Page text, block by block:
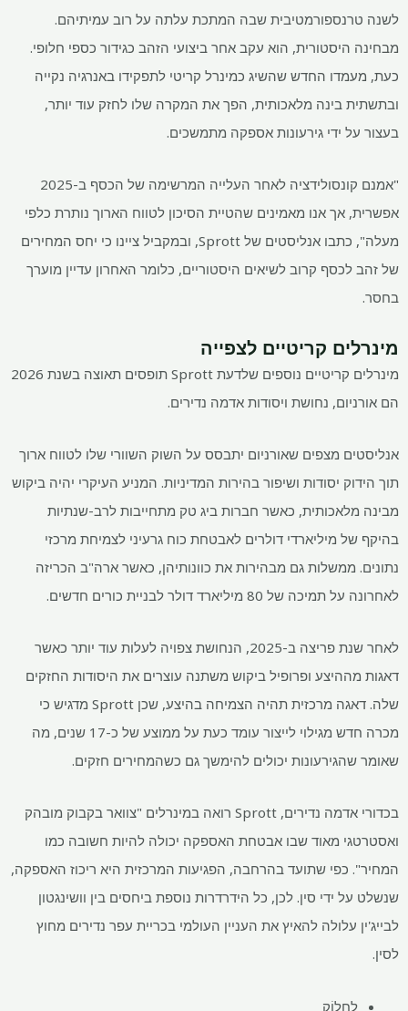
לשנה טרנספורמטיבית שבה המתכת עלתה על רוב עמיתיהם.
מבחינה היסטורית, הוא עקב אחר ביצועי הזהב כגידור כספי חלופי.
כעת, מעמדו החדש שהשיג כמינרל קריטי לתפקידו באנרגיה נקייה
ובתשתית בינה מלאכותית, הפך את המקרה שלו לחזק עוד יותר,
בעצור על ידי גירעונות אספקה ​​מתמשכים.
"אמנם קונסולידציה לאחר העלייה המרשימה של הכסף ב-2025
אפשרית, אך אנו מאמינים שהטיית הסיכון לטווח הארוך נותרת כלפי
מעלה", כתבו אנליסטים של Sprott, ובמקביל ציינו כי יחס המחירים
של זהב לכסף קרוב לשיאים היסטוריים, כלומר האחרון עדיין מוערך
בחסר.
מינרלים קריטיים לצפייה
מינרלים קריטיים נוספים שלדעת Sprott תופסים תאוצה בשנת 2026
הם אורניום, נחושת ויסודות אדמה נדירים.
אנליסטים מצפים שאורניום יתבסס על השוק השוורי שלו לטווח ארוך
תוך הידוק יסודות ושיפור בהירות המדיניות. המניע העיקרי יהיה ביקוש
מבינה מלאכותית, כאשר חברות ביג טק מתחייבות לרב-שנתיות
בהיקף של מיליארדי דולרים לאבטחת כוח גרעיני לצמיחת מרכזי
נתונים. ממשלות גם מבהירות את כוונותיהן, כאשר ארה"ב הכריזה
לאחרונה על תמיכה של 80 מיליארד דולר לבניית כורים חדשים.
לאחר שנת פריצה ב-2025, הנחושת צפויה לעלות עוד יותר כאשר
דאגות מההיצע ופרופיל ביקוש משתנה עוצרים את היסודות החזקים
שלה. דאגה מרכזית תהיה הצמיחה בהיצע, שכן Sprott מדגיש כי
מכרה חדש מגילוי לייצור עומד כעת על ממוצע של כ-17 שנים, מה
שאומר שהגירעונות יכולים להימשך גם כשהמחירים חזקים.
בכדורי אדמה נדירים, Sprott רואה במינרלים "צוואר בקבוק מובהק
ואסטרטגי מאוד שבו אבטחת האספקה ​​יכולה להיות חשובה כמו
המחיר". כפי שתועד בהרחבה, הפגיעות המרכזית היא ריכוז האספקה,
שנשלט על ידי סין. לכן, כל הידרדרות נוספת ביחסים בין וושינגטון
לבייג'ין עלולה להאיץ את העניין העולמי בכריית עפר נדירים מחוץ
לסין.
לַחֲלוֹק